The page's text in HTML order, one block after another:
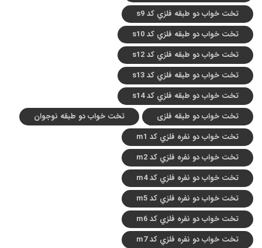
تخت خواب دو طبقه فلزي کد s9
تخت خواب دو طبقه فلزي کد s10
تخت خواب دو طبقه فلزي کد s12
تخت خواب دو طبقه فلزي کد s13
تخت خواب دو طبقه فلزي کد s14
تخت خواب دو طبقه فلزی
تخت خواب دو طبقه نوجوان
تخت خواب دو نفره فلزي کد m1
تخت خواب دو نفره فلزي کد m2
تخت خواب دو نفره فلزي کد m4
تخت خواب دو نفره فلزي کد m5
تخت خواب دو نفره فلزي کد m6
تخت خواب دو نفره فلزي کد m7